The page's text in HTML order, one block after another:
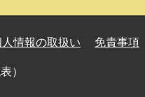
情報の取扱い 免責事項
）